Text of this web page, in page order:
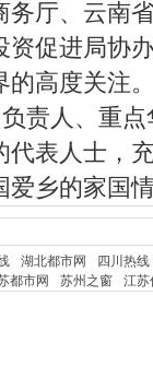
厅、云南
促进局协
高度关注
责人、重
表人士，
爱乡的家国
湖北都市网
四川热线
都市网 苏州之窗 江苏